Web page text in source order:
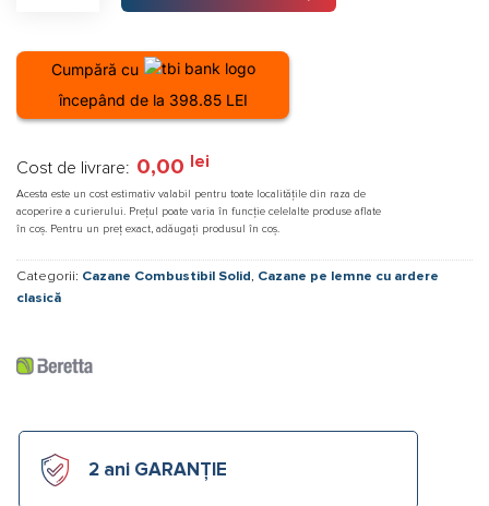
Cumpără cu
începând de la 398.85 LEI
Cost de livrare: 0,00 lei
Acesta este un cost estimativ valabil pentru toate localitățile din raza de
acoperire a curierului. Prețul poate varia în funcție celelalte produse aflate
în coș. Pentru un preț exact, adăugați produsul în coș.
Categorii: Cazane Combustibil Solid, Cazane pe lemne cu ardere
clasică
2 ani GARANȚIE